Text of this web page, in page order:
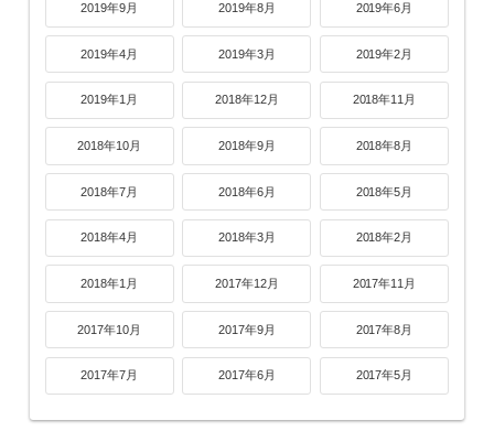
2019年9月 2019年8月 2019年6月
2019年4月 2019年3月 2019年2月
2019年1月 2018年12月 2018年11月
2018年10月 2018年9月 2018年8月
2018年7月 2018年6月 2018年5月
2018年4月 2018年3月 2018年2月
2018年1月 2017年12月 2017年11月
2017年10月 2017年9月 2017年8月
2017年7月 2017年6月 2017年5月